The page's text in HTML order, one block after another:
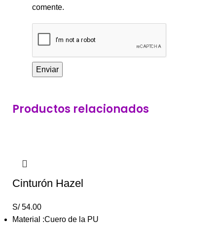
comente.
Productos relacionados
Cinturón Hazel
S/54.00
Material :Cuero de la PU